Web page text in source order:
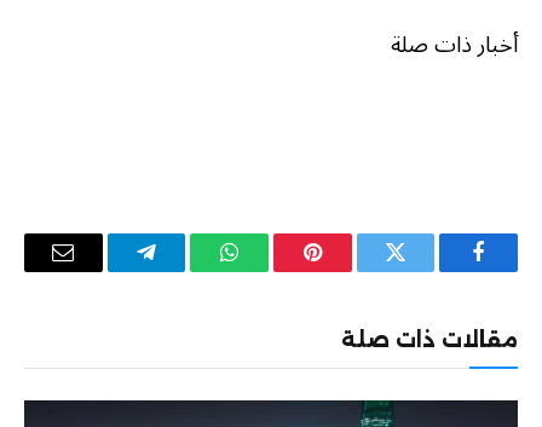
أخبار ذات صلة
فيسبوك تويتر بينتيريستواتساب تيلقرام
البريد
مقالات ذات صلة